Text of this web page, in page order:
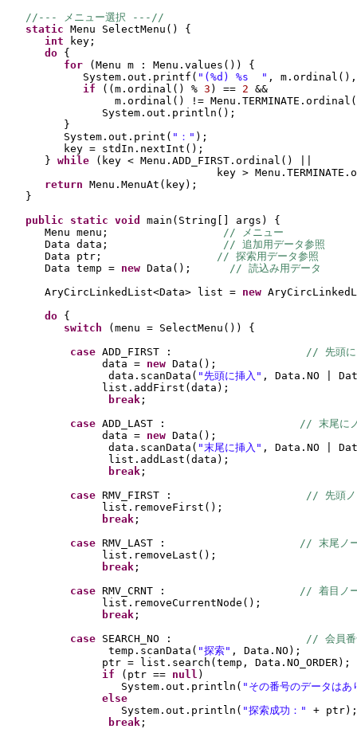
//--- メニュー選択 ---//
static Menu SelectMenu () {
int
key;
do {
for
( Menu m : Menu.values ()) {
System.out.printf ( "(%d) %s  " , m.ordinal ()
if
(( m.ordinal () % 3 ) == 2 &&
m.ordinal () != Menu.TERMINATE.ordinal
System.out.println () ;
}
System.out.print ( "：" ) ;
key = stdIn.nextInt () ;
} while ( key < Menu.ADD_FIRST.ordinal ()
key >
return Menu.MenuAt ( key) ;
}
public static void main ( String args ) {
Menu menu;
// メニュー
Data data;
// 追加用データ参照
Data ptr;
// 探索用データ参照
Data temp = new Data () ;
// 読込み用データ
AryCircLinkedList<Data> list = new
do {
switch
( menu = SelectMenu ()) {
case ADD_FIRST :
// 先頭に
data = new Data () ;
data.scanData ( "先頭に挿入" , Data.NO |
list.addFirst ( data ) ;
break ;
case ADD_LAST :
// 末尾に
data = new Data () ;
data.scanData ( "末尾に挿入" , Data.NO |
list.addLast ( data ) ;
break ;
case RMV_FIRST :
// 先頭ノ
list.removeFirst () ;
break ;
case RMV_LAST :
// 末尾ノ
list.removeLast () ;
break ;
case RMV_CRNT :
// 着目ノ
list.removeCurrentNode () ;
break ;
case SEARCH_NO :
// 会員番
temp.scanData ( "探索" , Data.NO ) ;
ptr = list.search ( temp, Data.NO_ORDER) ;
if
( ptr == null )
System.out.println ( "その番号のデータはあ
else
System.out.println ( "探索成功：" + ptr) ;
break ;